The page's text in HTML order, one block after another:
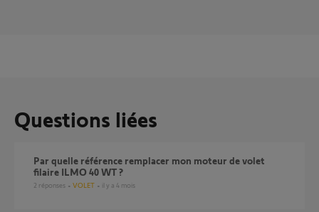
Questions liées
Par quelle référence remplacer mon moteur de volet
filaire ILMO 40 WT ?
2 réponses VOLET il y a 4 mois